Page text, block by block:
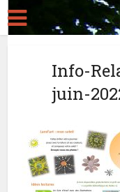
Info-
juin-